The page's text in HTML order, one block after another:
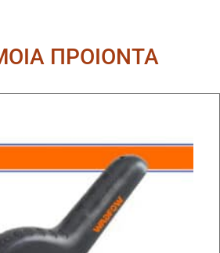
ΠΡΟΙΟΝΤΑ